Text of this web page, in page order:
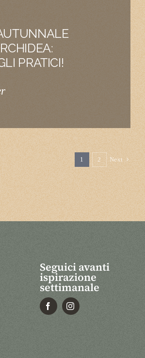
PRATICI!
1 2 Next
Seguici avanti
ispirazione
settimanale